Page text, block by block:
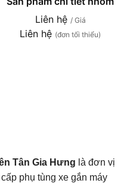
Liên hệ / Giá
Liên hệ (đơn tối thiểu)
Tân Gia Hưng là đơn vị
phụ tùng xe gắn máy